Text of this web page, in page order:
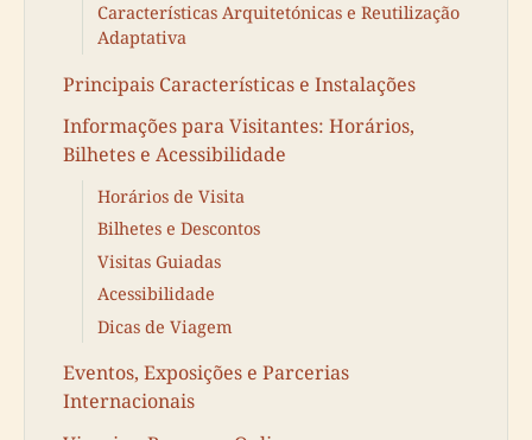
Características Arquitetónicas e Reutilização
Adaptativa
Principais Características e Instalações
Informações para Visitantes: Horários,
Bilhetes e Acessibilidade
Horários de Visita
Bilhetes e Descontos
Visitas Guiadas
Acessibilidade
Dicas de Viagem
Eventos, Exposições e Parcerias
Internacionais